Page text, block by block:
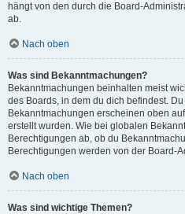
hängt von den durch die Board-
ab.
Nach oben
Was sind Bekanntmachungen?
Bekanntmachungen beinhalten meist
des Boards, in dem du dich befindest.
Bekanntmachungen erscheinen oben
erstellt wurden. Wie bei globalen
Berechtigungen ab, ob du
Berechtigungen werden von der Board-
Nach oben
Was sind wichtige Themen?